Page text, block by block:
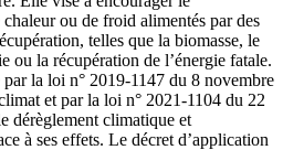
ou de froid alimentés par des
telles que la biomasse, le
ou la récupération de l’énergie fatale.
la loi n° 2019-1147 du 8 novembre
et par la loi n° 2021-1104 du 22
dérèglement climatique et
à ses effets. Le décret d’application